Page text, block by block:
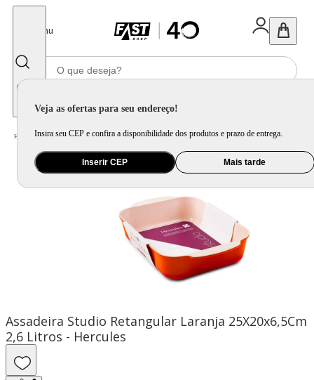
Menu
Veja as ofertas para seu endereço!
Insira seu CEP e confira a disponibilidade dos produtos e prazo de entrega.
Inserir CEP Mais tarde
Home Utilidade Doméstica Cozinha / Assadeira, Forma e Travessa
Assadeira Studio Retangular Laranja 25X20x6,5Cm
2,6 Litros - Hercules